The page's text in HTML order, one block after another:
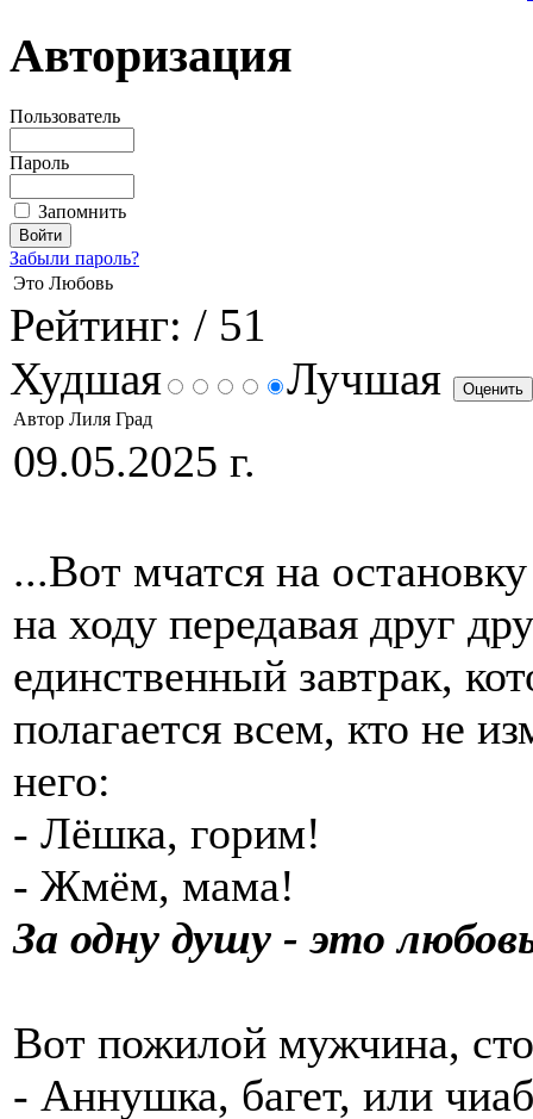
Авторизация
Пользователь
Пароль
Запомнить
Забыли пароль?
Это Любовь
Рейтинг: / 51
Худшая
Лучшая
Автор Лиля Град
09.05.2025 г.
...Вoт мчатся на
на ходу передавая друг
единственный завтрак,
полагается всем, кто не
него:
- Лёшка, горим!
- Жмём, мама!
За одну душу - это
Вoт пожилой мужчина,
- Аннушка, багет, или